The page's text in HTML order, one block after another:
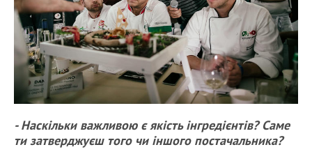
- Наскільки важливою є якість інгредієнтів? Саме
ти затверджуєш того чи іншого постачальника?